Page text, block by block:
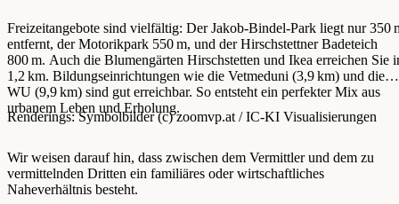
Freizeitangebote sind vielfältig: Der Jakob-Bindel-Park liegt nur 350
entfernt, der Motorikpark 550 m, und der Hirschstettner Badeteich
800 m. Auch die Blumengärten Hirschstetten und Ikea erreichen Sie
1,2 km. Bildungseinrichtungen wie die Vetmeduni (3,9 km) und die
WU (9,9 km) sind gut erreichbar. So entsteht ein perfekter Mix aus
urbanem Leben und Erholung.
Renderings: Symbolbilder (c) zoomvp.at / IC-KI Visualisierungen
Wir weisen darauf hin, dass zwischen dem Vermittler und dem zu
vermittelnden Dritten ein familiäres oder wirtschaftliches
Naheverhältnis besteht.